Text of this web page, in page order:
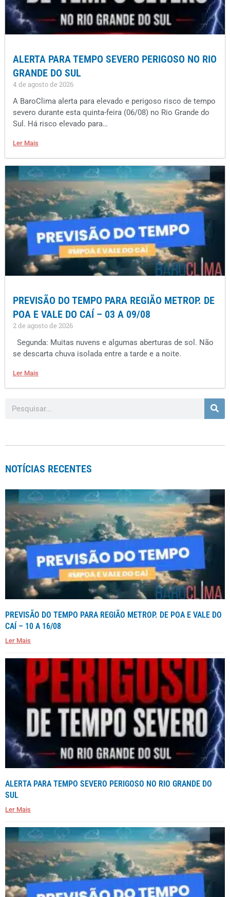
ALERTA PARA TEMPO SEVERO PERIGOSO NO RIO
GRANDE DO SUL
4 de agosto de 2026
A BaroClima alerta para elevado e perigoso risco de tempo
severo durante esta quinta-feira (06/08) no Rio Grande do
Sul. Há risco elevado para…
Ler Mais
PREVISÃO DO TEMPO PARA REGIÃO METROP. DE
POA E VALE DO CAÍ – 03 A 09/08
2 de agosto de 2026
Segunda: Muitas nuvens e algumas aberturas de sol. Não
se descarta chuva isolada entre a tarde e a noite.
Ler Mais
NOTÍCIAS RECENTES
PREVISÃO DO TEMPO PARA REGIÃO METROP. DE POA E VALE DO
CAÍ – 10 A 16/08
Ler Mais
ALERTA PARA TEMPO SEVERO PERIGOSO NO RIO GRANDE DO
SUL
Ler Mais